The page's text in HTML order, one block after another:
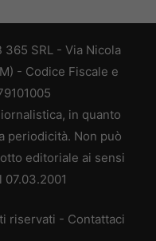
SRL - Via Nicola
- Codice Fiscale e
in quanto
periodicità. Non può
editoriale ai sensi
riservati - Contattaci